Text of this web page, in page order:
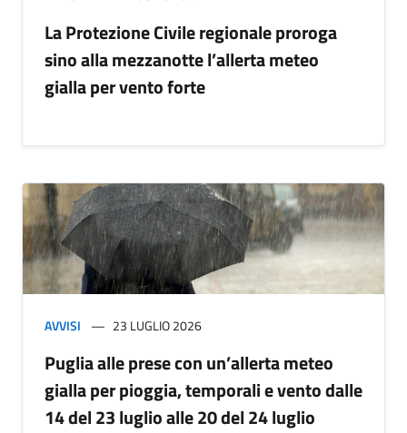
La Protezione Civile regionale proroga
sino alla mezzanotte l’allerta meteo
gialla per vento forte
AVVISI 23 LUGLIO 2026
Puglia alle prese con un’allerta meteo
gialla per pioggia, temporali e vento dalle
14 del 23 luglio alle 20 del 24 luglio